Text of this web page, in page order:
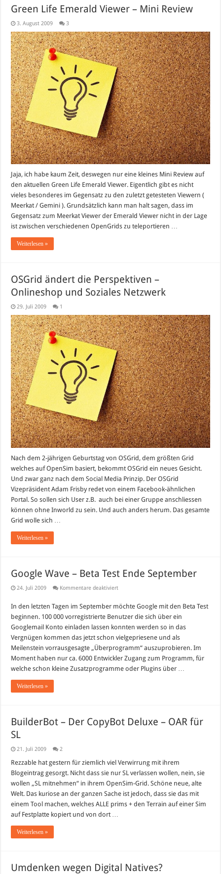
Green Life Emerald Viewer – Mini Review
3. August 2009 3
Jaja, ich habe kaum Zeit, deswegen nur eine kleines Mini Review auf
den aktuellen Green Life Emerald Viewer. Eigentlich gibt es nicht
vieles besonderes im Gegensatz zu den zuletzt getesteten Viewern (
Meerkat / Gemini ). Grundsätzlich kann man halt sagen, dass im
Gegensatz zum Meerkat Viewer der Emerald Viewer nicht in der Lage
ist zwischen verschiedenen OpenGrids zu teleportieren …
Weiterlesen »
OSGrid ändert die Perspektiven –
Onlineshop und Soziales Netzwerk
29. Juli 2009 1
Nach dem 2-jährigen Geburtstag von OSGrid, dem größten Grid
welches auf OpenSim basiert, bekommt OSGrid ein neues Gesicht.
Und zwar ganz nach dem Social Media Prinzip. Der OSGrid
Vizepräsident Adam Frisby redet von einem Facebook-ähnlichen
Portal. So sollen sich User z.B. auch bei einer Gruppe anschliessen
können ohne Inworld zu sein. Und auch anders herum. Das gesamte
Grid wolle sich …
Weiterlesen »
Google Wave – Beta Test Ende September
24. Juli 2009 Kommentare deaktiviertfür
–
Beta
Test
Ende
In den letzten Tagen im September möchte Google mit den Beta Test
beginnen. 100 000 vorregistrierte Benutzer die sich über ein
Googlemail Konto einladen lassen konnten werden so in das
Vergnügen kommen das jetzt schon vielgepriesene und als
Meilenstein vorrausgesagte „Überprogramm“ auszuprobieren. Im
Moment haben nur ca. 6000 Entwickler Zugang zum Programm, für
welche schon kleine Zusatzprogramme oder Plugins über …
Weiterlesen »
BuilderBot – Der CopyBot Deluxe – OAR für
SL
21. Juli 2009 2
Rezzable hat gestern für ziemlich viel Verwirrung mit ihrem
Blogeintrag gesorgt. Nicht dass sie nur SL verlassen wollen, nein, sie
wollen „SL mitnehmen“ in ihrem OpenSim-Grid. Schöne neue, alte
Welt. Das kuriose an der ganzen Sache ist jedoch, dass sie das mit
einem Tool machen, welches ALLE prims + den Terrain auf einer Sim
auf Festplatte kopiert und von dort …
Weiterlesen »
Umdenken wegen Digital Natives?